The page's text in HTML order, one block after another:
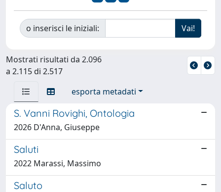
o inserisci le iniziali:
Mostrati risultati da 2.096
a 2.115 di 2.517
esporta metadati
S. Vanni Rovighi, Ontologia
2026 D'Anna, Giuseppe
Saluti
2022 Marassi, Massimo
Saluto